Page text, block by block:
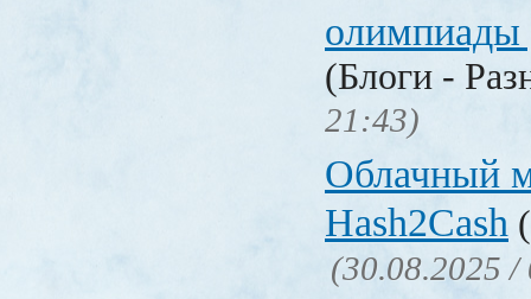
олимпиады
(Блоги -
21:43)
Облачный
Hash2Cash
(30.08.2025 /